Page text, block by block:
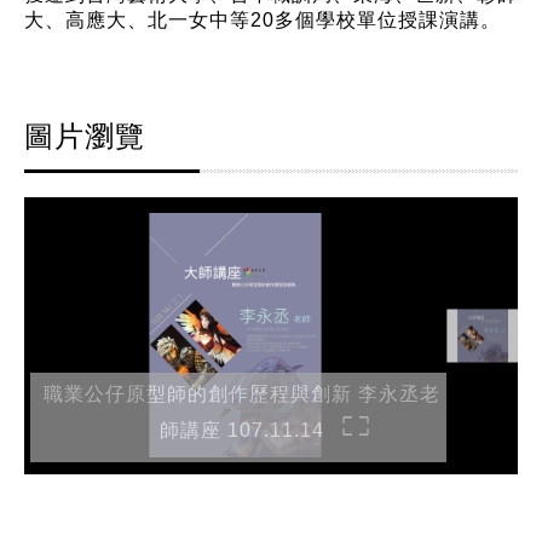
大、高應大、北一女中等20多個學校單位授課演講。
圖片瀏覽
職業公仔原型師的創作歷程與創新 李永丞老
師講座 107.11.14